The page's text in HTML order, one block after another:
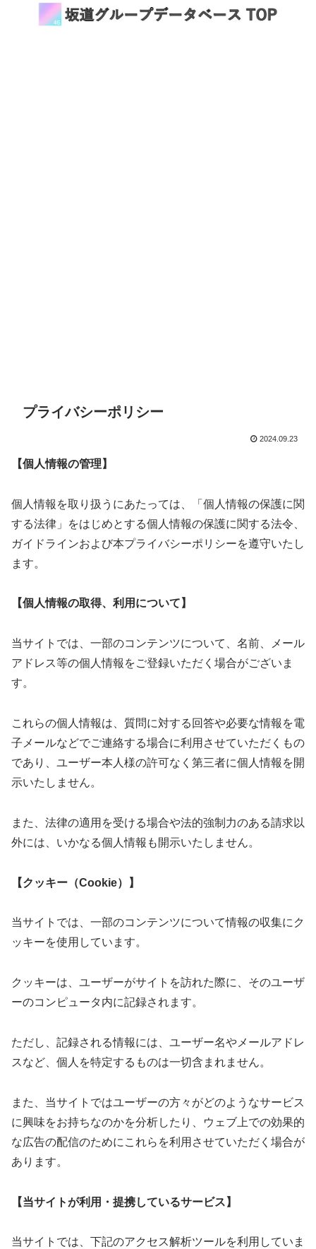
プライバシーポリシー
2024.09.23
【個人情報の管理】
個人情報を取り扱うにあたっては、「個人情報の保護に関
する法律」をはじめとする個人情報の保護に関する法令、
ガイドラインおよび本プライバシーポリシーを遵守いたし
ます。
【個人情報の取得、利用について】
当サイトでは、一部のコンテンツについて、名前、メール
アドレス等の個人情報をご登録いただく場合がございま
す。
これらの個人情報は、質問に対する回答や必要な情報を電
子メールなどでご連絡する場合に利用させていただくもの
であり、ユーザー本人様の許可なく第三者に個人情報を開
示いたしません。
また、法律の適用を受ける場合や法的強制力のある請求以
外には、いかなる個人情報も開示いたしません。
【クッキー（Cookie）】
当サイトでは、一部のコンテンツについて情報の収集にク
ッキーを使用しています。
クッキーは、ユーザーがサイトを訪れた際に、そのユーザ
ーのコンピュータ内に記録されます。
ただし、記録される情報には、ユーザー名やメールアドレ
スなど、個人を特定するものは一切含まれません。
また、当サイトではユーザーの方々がどのようなサービス
に興味をお持ちなのかを分析したり、ウェブ上での効果的
な広告の配信のためにこれらを利用させていただく場合が
あります。
【当サイトが利用・提携しているサービス】
当サイトでは、下記のアクセス解析ツールを利用していま